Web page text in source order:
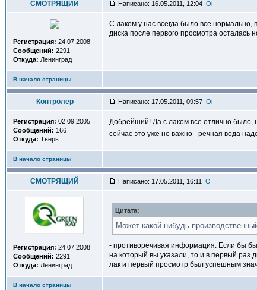
СМОТРЯЩИЙ Написано: 16.05.2011, 12:04
Регистрация: 24.07.2008
Сообщений: 2291
Откуда: Ленинград
С лаком у нас всегда было все нормально,
диска после первого просмотра осталась
В начало страницы
Контролер Написано: 17.05.2011, 09:57
Регистрация: 02.09.2005
Сообщений: 166
Откуда: Тверь
Добрейший! Да с лаком все отлично было,
сейчас это уже не важно - речная вода
В начало страницы
СМОТРЯЩИЙ Написано: 17.05.2011, 16:11
Регистрация: 24.07.2008
Сообщений: 2291
Откуда: Ленинград
Цитата:
Может какой-нибудь
- противоречивая информация. Если бы
на который вы указали, то и в первый раз
лак и первый просмотр был успешным
В начало страницы